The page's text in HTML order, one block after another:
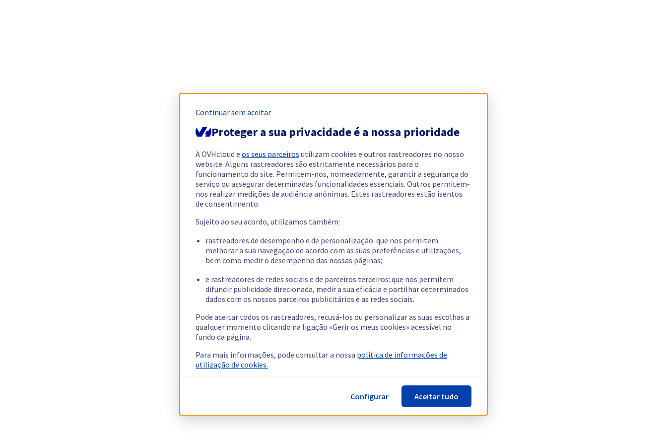
Continuar sem aceitar
Proteger a sua privacidade é a nossa prioridade
A OVHcloud e os seus parceiros utilizam cookies e outros rastreadores no nosso
website. Alguns rastreadores são estritamente necessários para o
funcionamento do site. Permitem-nos, nomeadamente, garantir a segurança do
serviço ou assegurar determinadas funcionalidades essenciais. Outros permitem-
nos realizar medições de audiência anónimas. Estes rastreadores estão isentos
de consentimento.
Sujeito ao seu acordo, utilizamos também:
rastreadores de desempenho e de personalização: que nos permitem
melhorar a sua navegação de acordo com as suas preferências e utilizações,
bem como medir o desempenho das nossas páginas;
e rastreadores de redes sociais e de parceiros terceiros: que nos permitem
difundir publicidade direcionada, medir a sua eficácia e partilhar determinados
dados com os nossos parceiros publicitários e as redes sociais.
Pode aceitar todos os rastreadores, recusá-los ou personalizar as suas escolhas a
qualquer momento clicando na ligação «Gerir os meus cookies» acessível no
fundo da página.
Para mais informações, pode consultar a nossa política de informações de
utilização de cookies.
Configurar Aceitar tudo